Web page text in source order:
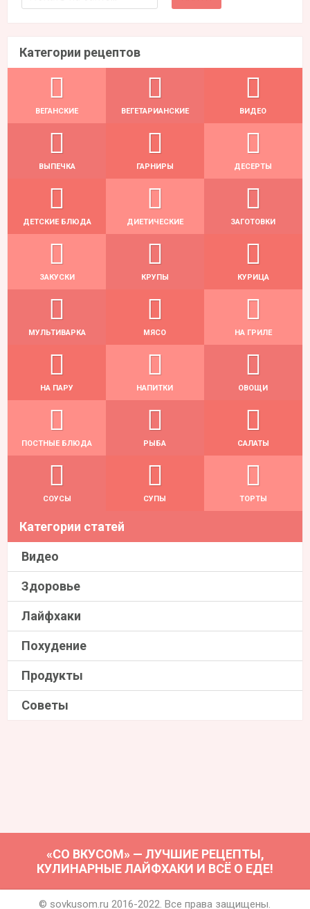
Категории рецептов
ВЕГАНСКИЕ ВЕГЕТАРИАНСКИЕ ВИДЕО
ВЫПЕЧКА ГАРНИРЫ ДЕСЕРТЫ
ДЕТСКИЕ БЛЮДА ДИЕТИЧЕСКИЕ ЗАГОТОВКИ
ЗАКУСКИ КРУПЫ КУРИЦА
МУЛЬТИВАРКА МЯСО НА ГРИЛЕ
НА ПАРУ НАПИТКИ ОВОЩИ
ПОСТНЫЕ БЛЮДА РЫБА САЛАТЫ
СОУСЫ СУПЫ ТОРТЫ
Категории статей
Видео
Здоровье
Лайфхаки
Похудение
Продукты
Советы
«СО ВКУСОМ» — ЛУЧШИЕ РЕЦЕПТЫ,
КУЛИНАРНЫЕ ЛАЙФХАКИ И ВСЁ О ЕДЕ!
© sovkusom.ru 2016-2022. Все права защищены.